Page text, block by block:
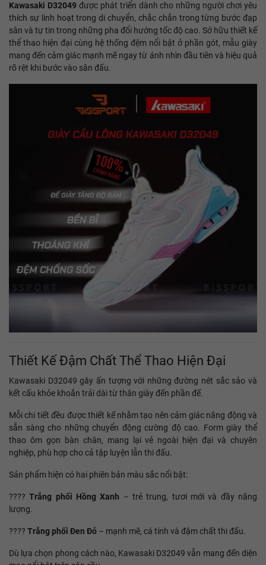
Kawasaki D32049được phát triển dành cho những người chơi yêu
thích sự linh hoạt trong di chuyển, chắc chắn trong từng bước đạp
sân và tự tin trong những pha đổi hướng tốc độ cao. Sở hữu thiết kế
thể thao hiện đại cùng hệ thống đệm nổi bật ở phần gót, mẫu giày
mang đến cảm giác mạnh mẽ ngay từ ánh nhìn đầu tiên và hiệu quả
rõ rệt khi bước vào sân đấu.
Thiết Kế Đậm Chất Thể Thao Hiện Đại
Kawasaki D32049 gây ấn tượng với những đường nét sắc sảo và
kết cấu khỏe khoắn trải dài từ thân giày đến phần đế.
Mỗi chi tiết đều được thiết kế nhằm tạo nên cảm giác năng động và
sẵn sàng cho những chuyển động cường độ cao. Form giày thể
thao ôm gọn bàn chân, mang lại vẻ ngoài hiện đại và chuyên
nghiệp, phù hợp cho cả tập luyện lẫn thi đấu.
Sản phẩm hiện có hai phiên bản màu sắc nổi bật:
????Trắng phối Hồng Xanh – trẻ trung, tươi mới và đầy năng
lượng.
???? Trắng phối Đen Đỏ – mạnh mẽ, cá tính và đậm chất thi đấu.
Dù lựa chọn phong cách nào, Kawasaki D32049 vẫn mang đến diện